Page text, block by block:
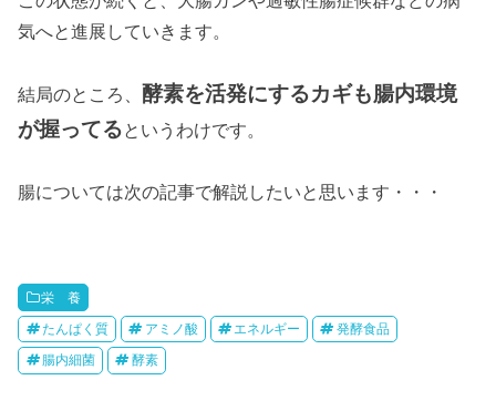
気へと進展していきます。
結局のところ、 酵素を活発にするカギも腸内環境
が握ってるというわけです。
腸については次の記事で解説したいと思います・・・
栄 養
たんぱく質 アミノ酸 エネルギー 発酵食品
腸内細菌 酵素